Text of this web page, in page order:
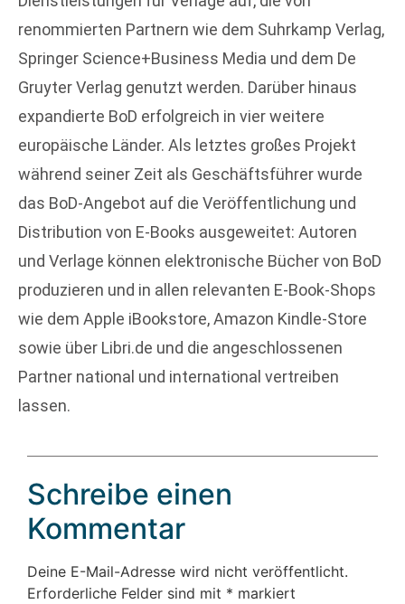
renommierten Partnern wie dem Suhrkamp Verlag,
Springer Science+Business Media und dem De
Gruyter Verlag genutzt werden. Darüber hinaus
expandierte BoD erfolgreich in vier weitere
europäische Länder. Als letztes großes Projekt
während seiner Zeit als Geschäftsführer wurde
das BoD-Angebot auf die Veröffentlichung und
Distribution von E-Books ausgeweitet: Autoren
und Verlage können elektronische Bücher von BoD
produzieren und in allen relevanten E-Book-Shops
wie dem Apple iBookstore, Amazon Kindle-Store
sowie über Libri.de und die angeschlossenen
Partner national und international vertreiben
lassen.
Schreibe einen
Kommentar
Deine E-Mail-Adresse wird nicht veröffentlicht.
Erforderliche Felder sind mit * markiert